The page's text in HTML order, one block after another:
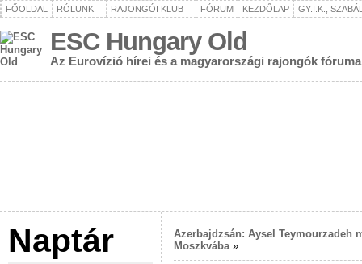
FŐOLDAL RÓLUNK RAJONGÓI KLUB FÓRUM KEZDŐLAP GY.I.K.,
ESC Hungary Old
Az Eurovízió hírei és a magyarországi rajongók fóruma
Naptár
Azerbajdzsán: Aysel Teymourzadeh
Moszkvába»